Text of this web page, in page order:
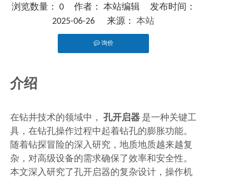
浏览数量： 0作者： 本站编辑 发布时间：
2025-06-26 来源： 本站
询价
介绍
在钻井技术的领域中， 孔开启器 是一种关键工
具，在钻孔操作过程中起着钻孔的膨胀功能。
随着钻探冒险的深入研究，地质地质越来越复
杂，对高级设备的需求确保了效率和安全性。
本文深入研究了孔开启器的复杂设计，操作机